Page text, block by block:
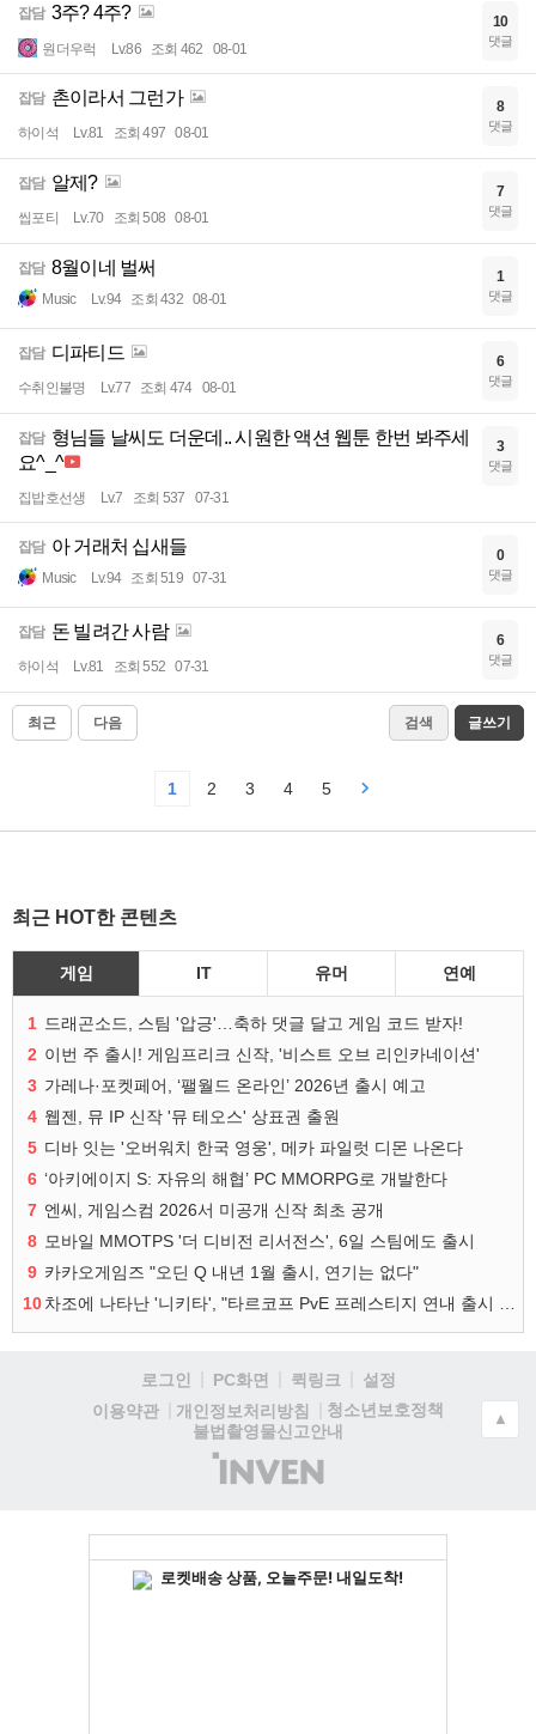
잡담 3주? 4주?
원더우럭 Lv.86 조회 462 08-01
10
댓글
잡담 촌이라서 그런가
하이석 Lv.81 조회 497 08-01
8
댓글
잡담 알제?
씹포티 Lv.70 조회 508 08-01
7
댓글
잡담 8월이네 벌써
Music Lv.94 조회 432 08-01
1
댓글
잡담 디파티드
수취인불명 Lv.77 조회 474 08-01
6
댓글
잡담 형님들 날씨도 더운데.. 시원한 액션 웹툰 한번 봐주세
요^_^
집밥호선생 Lv.7 조회 537 07-31
3
댓글
잡담 아 거래처 십새들
Music Lv.94 조회 519 07-31
0
댓글
잡담 돈 빌려간 사람
하이석 Lv.81 조회 552 07-31
6
댓글
최근 다음 검색 글쓰기
1 2 3 4 5
최근 HOT한 콘텐츠
게임 IT 유머 연예
1 드래곤소드, 스팀 '압긍'…축하 댓글 달고 게임 코드 받자!
2 이번 주 출시! 게임프리크 신작, '비스트 오브 리인카네이션'
3 가레나·포켓페어, ‘팰월드 온라인’ 2026년 출시 예고
4 웹젠, 뮤 IP 신작 '뮤 테오스' 상표권 출원
5 디바 잇는 '오버워치 한국 영웅', 메카 파일럿 디몬 나온다
6 ‘아키에이지 S: 자유의 해협’ PC MMORPG로 개발한다
7 엔씨, 게임스컴 2026서 미공개 신작 최초 공개
8 모바일 MMOTPS '더 디비전 리서전스', 6일 스팀에도 출시
9 카카오게임즈 "오딘 Q 내년 1월 출시, 연기는 없다"
10
로그인 PC화면 퀵링크
설정
이용약관
개인정보처리방침
청소년보호정책
불법촬영물신고안내
(주)
인
▲